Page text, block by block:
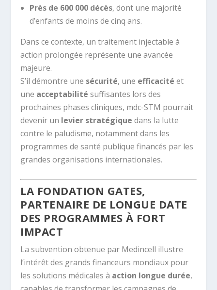
Près de 600 000 décès, dont une majorité
d’enfants de moins de cinq ans.
Dans ce contexte, un traitement injectable à
action prolongée représente une avancée
majeure.
S’il démontre une sécurité, une efficacité et
une acceptabilité suffisantes lors des
prochaines phases cliniques, mdc-STM pourrait
devenir un levier stratégique dans la lutte
contre le paludisme, notamment dans les
programmes de santé publique financés par les
grandes organisations internationales.
LA FONDATION GATES,
PARTENAIRE DE LONGUE DATE
DES PROGRAMMES À FORT
IMPACT
La subvention obtenue par Medincell illustre
l’intérêt des grands financeurs mondiaux pour
les solutions médicales à action longue durée,